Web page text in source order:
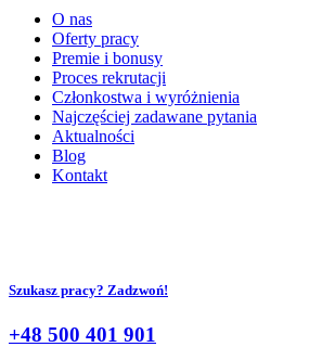
O nas
Oferty pracy
Premie i bonusy
Proces rekrutacji
Członkostwa i wyróżnienia
Najczęściej zadawane pytania
Aktualności
Blog
Kontakt
Szukasz pracy? Zadzwoń!
+48 500 401 901